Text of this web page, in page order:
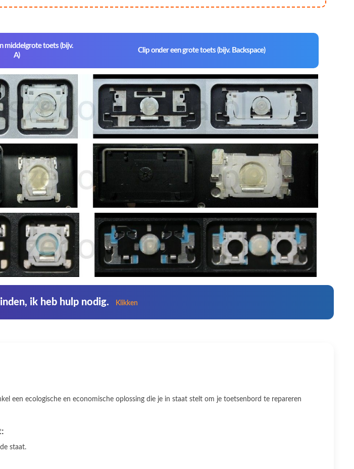
middelgrote toets (bijv.
A)
Clip onder een grote toets (bijv. Backspace)
ik heb hulp nodig. Klikken
een ecologische en economische oplossing die je in staat stelt om je toetsenbord te repareren
staat.